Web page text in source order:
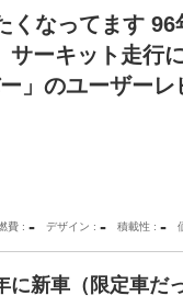
くなってます
ーキット走行
」のユーザーレ
費 - デザイン - 積載性 -
に新車（限定車だ